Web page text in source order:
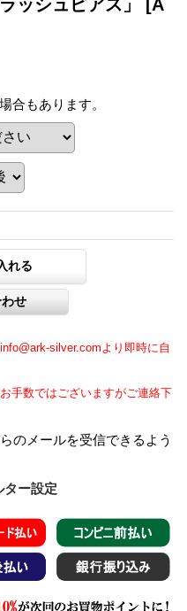
ッシュピアス」
[A
合もあります。
silver.comより即時に自
手数ではございますがご連絡下
のメールを受信できるよう
ー設定